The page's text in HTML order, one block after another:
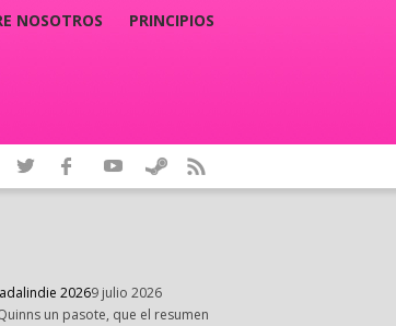
NOSOTROS PRINCIPIOS
20269 julio 2026
un pasote, que el resumen